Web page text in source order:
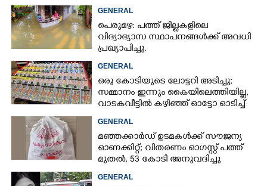
GENERAL
പെരുമഴ: പത്ത് ജില്ലകളിലെ
വിദ്യാഭ്യാസ സ്ഥാപനങ്ങൾക്ക് അവധി
പ്രഖ്യാപിച്ചു.
GENERAL
ഒരു കോടിയുടെ ലോട്ടറി അടിച്ചു;
സമ്മാനം ഇന്നും കൈയിലെത്തിയില്ല,
വാടകവീട്ടിൽ കഴിഞ്ഞ് ഓട്ടോ ഓടിച്ച്
GENERAL
മഞ്ഞക്കാർഡ് ഉടമകൾക്ക് സൗജന്യ
ഓണക്കിറ്റ്; വിതരണം ഓഗസ്റ്റ് പത്ത്
മുതൽ, 53 കോടി അനുവദിച്ചു
GENERAL